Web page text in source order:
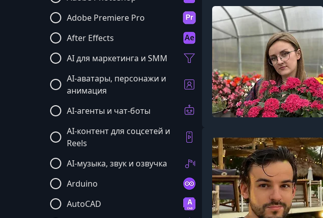
Adobe Premiere Pro
After Effects
AI для маркетинга и SMM
AI-аватары, персонажи и
анимация
AI-агенты и чат-боты
AI-контент для соцсетей и
Reels
AI-музыка, звук и озвучка
Arduino
AutoCAD